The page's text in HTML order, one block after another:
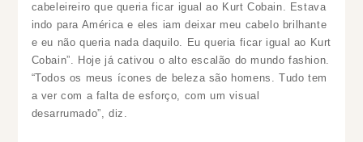
cabeleireiro que queria ficar igual ao Kurt Cobain. Estava
indo para América e eles iam deixar meu cabelo brilhante
e eu não queria nada daquilo. Eu queria ficar igual ao Kurt
Cobain”. Hoje já cativou o alto escalão do mundo fashion.
“Todos os meus ícones de beleza são homens. Tudo tem
a ver com a falta de esforço, com um visual
desarrumado”, diz.